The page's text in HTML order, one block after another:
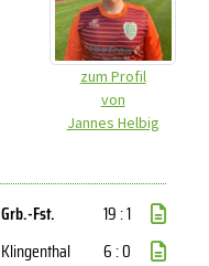
zum Profil
von
Jannes Helbig
Grb.-Fst.
19 : 1
Klingenthal
6 : 0